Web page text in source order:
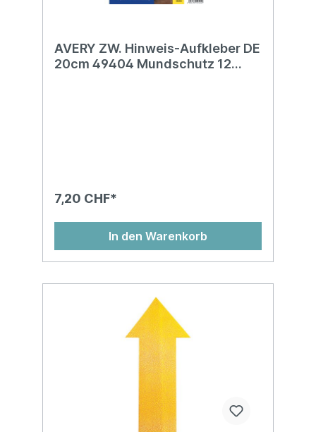
AVERY ZW. Hinweis-Aufkleber DE
20cm 49404 Mundschutz 12
7,20 CHF*
In den Warenkorb